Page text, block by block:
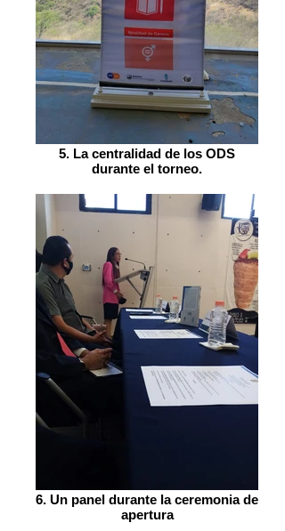
5. La centralidad de los ODS
durante el torneo.
6. Un panel durante la ceremonia de
apertura